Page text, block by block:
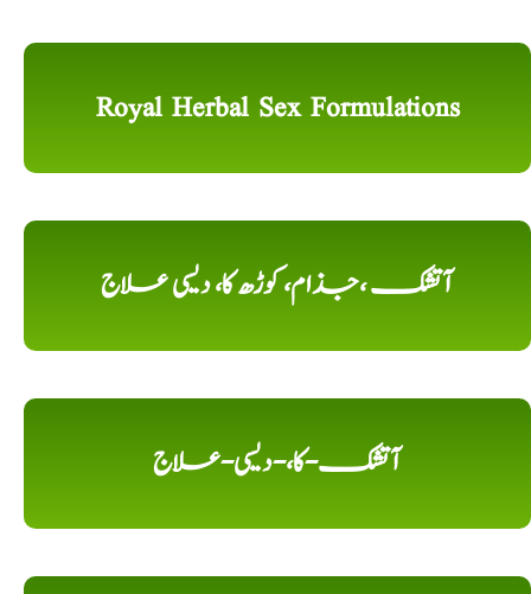
Royal Herbal Sex Formulations
آتشک ،جذام، کوڑھ کا، دیسی علاج
آتشک-کا،-دیسی-علاج